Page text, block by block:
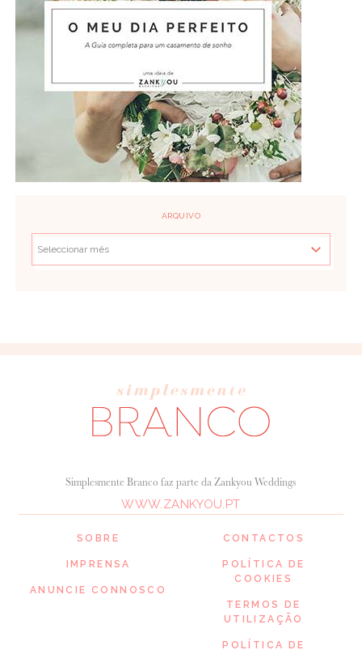
ARQUIVO
SOBRE
IMPRENSA
ANUNCIE CONNOSCO
Simplesmente Branco faz parte da Zankyou Weddings
WWW.ZANKYOU.PT
CONTACTOS
POLÍTICA DE
COOKIES
TERMOS DE
UTILIZAÇÃO
POLÍTICA DE